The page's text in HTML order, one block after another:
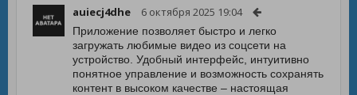
auiecj4dhe 6 октября 2025 19:04
Приложение позволяет быстро и легко
загружать любимые видео из соцсети на
устройство. Удобный интерфейс, интуитивно
понятное управление и возможность сохранять
контент в высоком качестве – настоящая